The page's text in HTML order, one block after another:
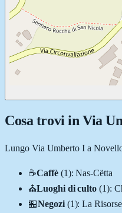
Cosa trovi in Via
Lungo Via Umberto I a
☕Caffè (1):Nas-Cëtta
⛪Luoghi di culto (1):
🏪Negozi (1):La